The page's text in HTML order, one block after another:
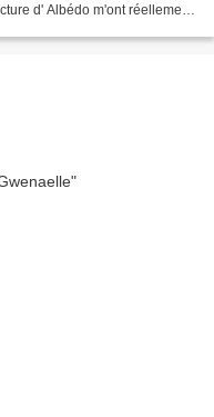
d' Albédo m'ont réellement